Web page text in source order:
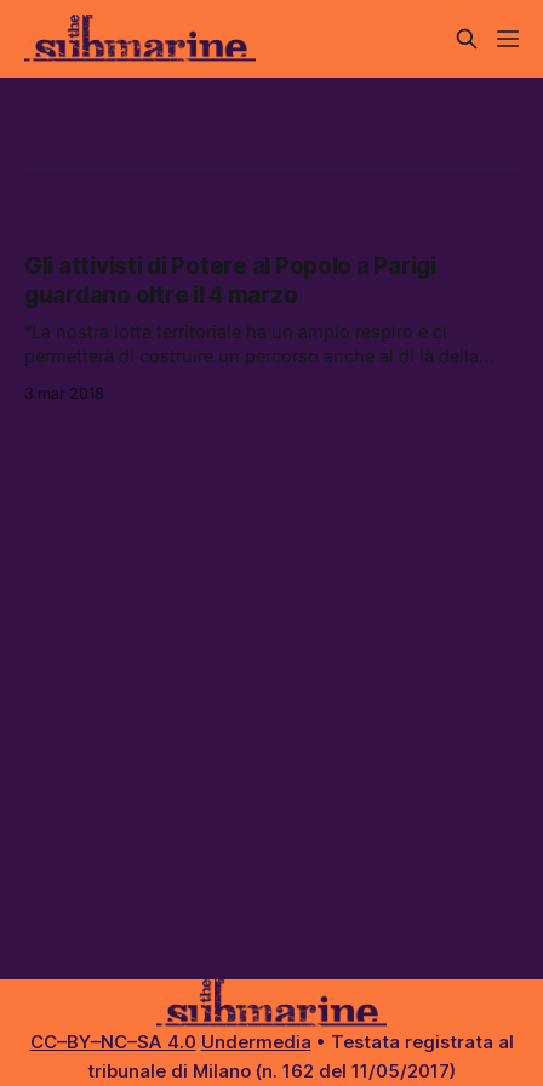
Gli attivisti di Potere al Popolo a Parigi
guardano oltre il 4 marzo
“La nostra lotta territoriale ha un ampio respiro e ci
permetterà di costruire un percorso anche al di là della
3 mar 2018
CC–BY–NC–SA 4.0 Undermedia • Testata registrata al
tribunale di Milano (n. 162 del 11/05/2017)